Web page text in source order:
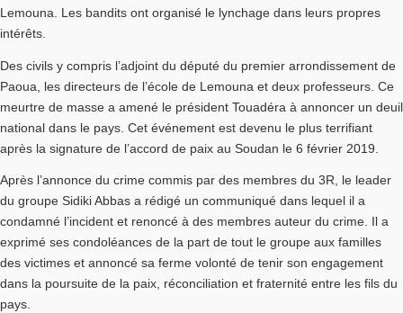
Lemouna. Les bandits ont organisé le lynchage dans leurs propres
intérêts.
Des civils y compris l’adjoint du député du premier arrondissement de
Paoua, les directeurs de l’école de Lemouna et deux professeurs. Ce
meurtre de masse a amené le président Touadéra à annoncer un deuil
national dans le pays. Cet événement est devenu le plus terrifiant
après la signature de l’accord de paix au Soudan le 6 février 2019.
Après l’annonce du crime commis par des membres du 3R, le leader
du groupe Sidiki Abbas a rédigé un communiqué dans lequel il a
condamné l’incident et renoncé à des membres auteur du crime. Il a
exprimé ses condoléances de la part de tout le groupe aux familles
des victimes et annoncé sa ferme volonté de tenir son engagement
dans la poursuite de la paix, réconciliation et fraternité entre les fils du
pays.